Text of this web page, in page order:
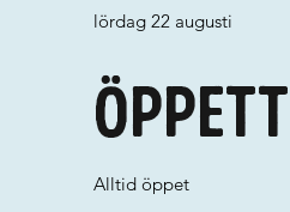
lördag 22 augusti
Alltid öppet